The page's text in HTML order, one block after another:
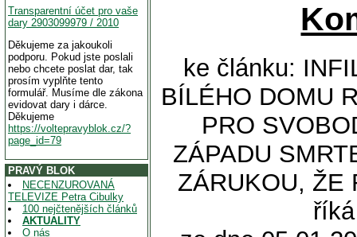
Transparentní účet pro vaše
dary 2903099979 / 2010
Děkujeme za jakoukoli
podporu. Pokud jste poslali
nebo chcete poslat dar, tak
prosím vyplňte tento
formulář. Musíme dle zákona
evidovat dary i dárce.
Děkujeme
https://voltepravyblok.cz/?
page_id=79
PRAVÝ BLOK
NECENZUROVANÁ
TELEVIZE Petra Cibulky
100 nejčtenějších článků
AKTUALITY
O nás
ke článku:
BÍLÉHO DOMU
PRO
ZÁPADU
ZÁRUKOU, ŽE